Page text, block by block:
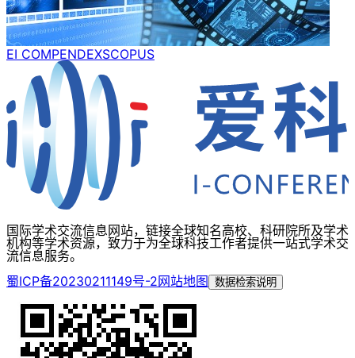
EI COMPENDEXSCOPUS
国际学术交流信息网站，链接全球知名高校、科研院所及学术
机构等学术资源，致力于为全球科技工作者提供一站式学术交
流信息服务。
蜀ICP备20230211149号-2网站地图 数据检索说明